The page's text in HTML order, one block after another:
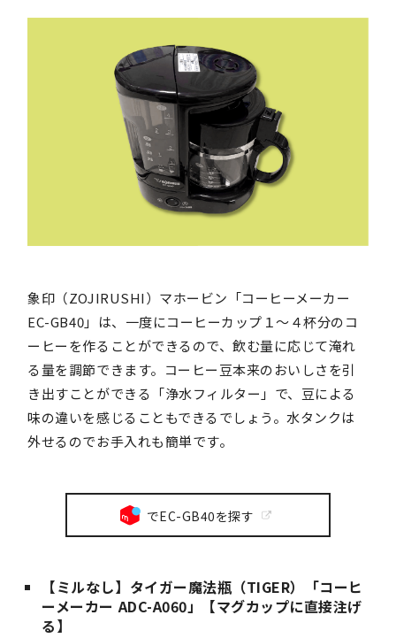
象印（ZOJIRUSHI）マホービン「コーヒーメーカー
EC-GB40」は、一度にコーヒーカップ１～４杯分のコ
ーヒーを作ることができるので、飲む量に応じて淹れ
る量を調節できます。コーヒー豆本来のおいしさを引
き出すことができる「浄水フィルター」で、豆による
味の違いを感じることもできるでしょう。水タンクは
外せるのでお手入れも簡単です。
でEC-GB40を探す
【ミルなし】タイガー魔法瓶（TIGER）「コーヒ
ーメーカー ADC-A060」【マグカップに直接注げ
る】